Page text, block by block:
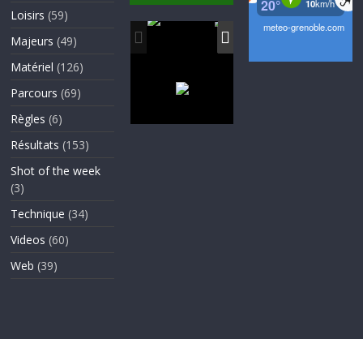
Loisirs (59)
Majeurs (49)
Matériel (126)
Parcours (69)
Règles (6)
Résultats (153)
Shot of the week
(3)
Technique (34)
Videos (60)
Web (39)